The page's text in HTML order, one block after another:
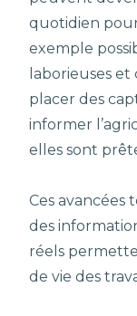
quotidien
exemple
laborieuses
placer des
informer
elles sont
Ces
des
réels
de vie des